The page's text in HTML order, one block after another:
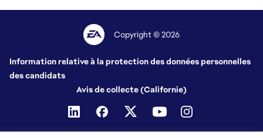
Copyright © 2026
Information relative à la protection des données personnelles
des candidats
Avis de collecte (Californie)